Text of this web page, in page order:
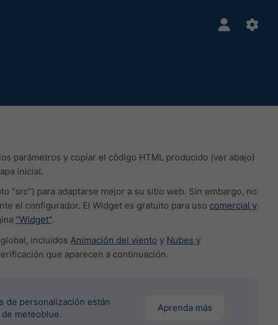
parámetros y copiar el código HTML producido (ver abajo)
inicial.
"src") para adaptarse mejor a su sitio web. Sin embargo, no
el configurador. El Widget es gratuito para uso comercial y
"Widget".
incluidos Animación del viento y Nubes y
que aparecen a continuación.
de personalización están
meteoblue.
Aprenda más